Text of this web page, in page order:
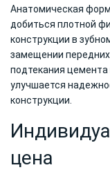
Анатомическая
добиться плотной
конструкции в
замещении передних
подтекания
улучшается
конструкции.
цена